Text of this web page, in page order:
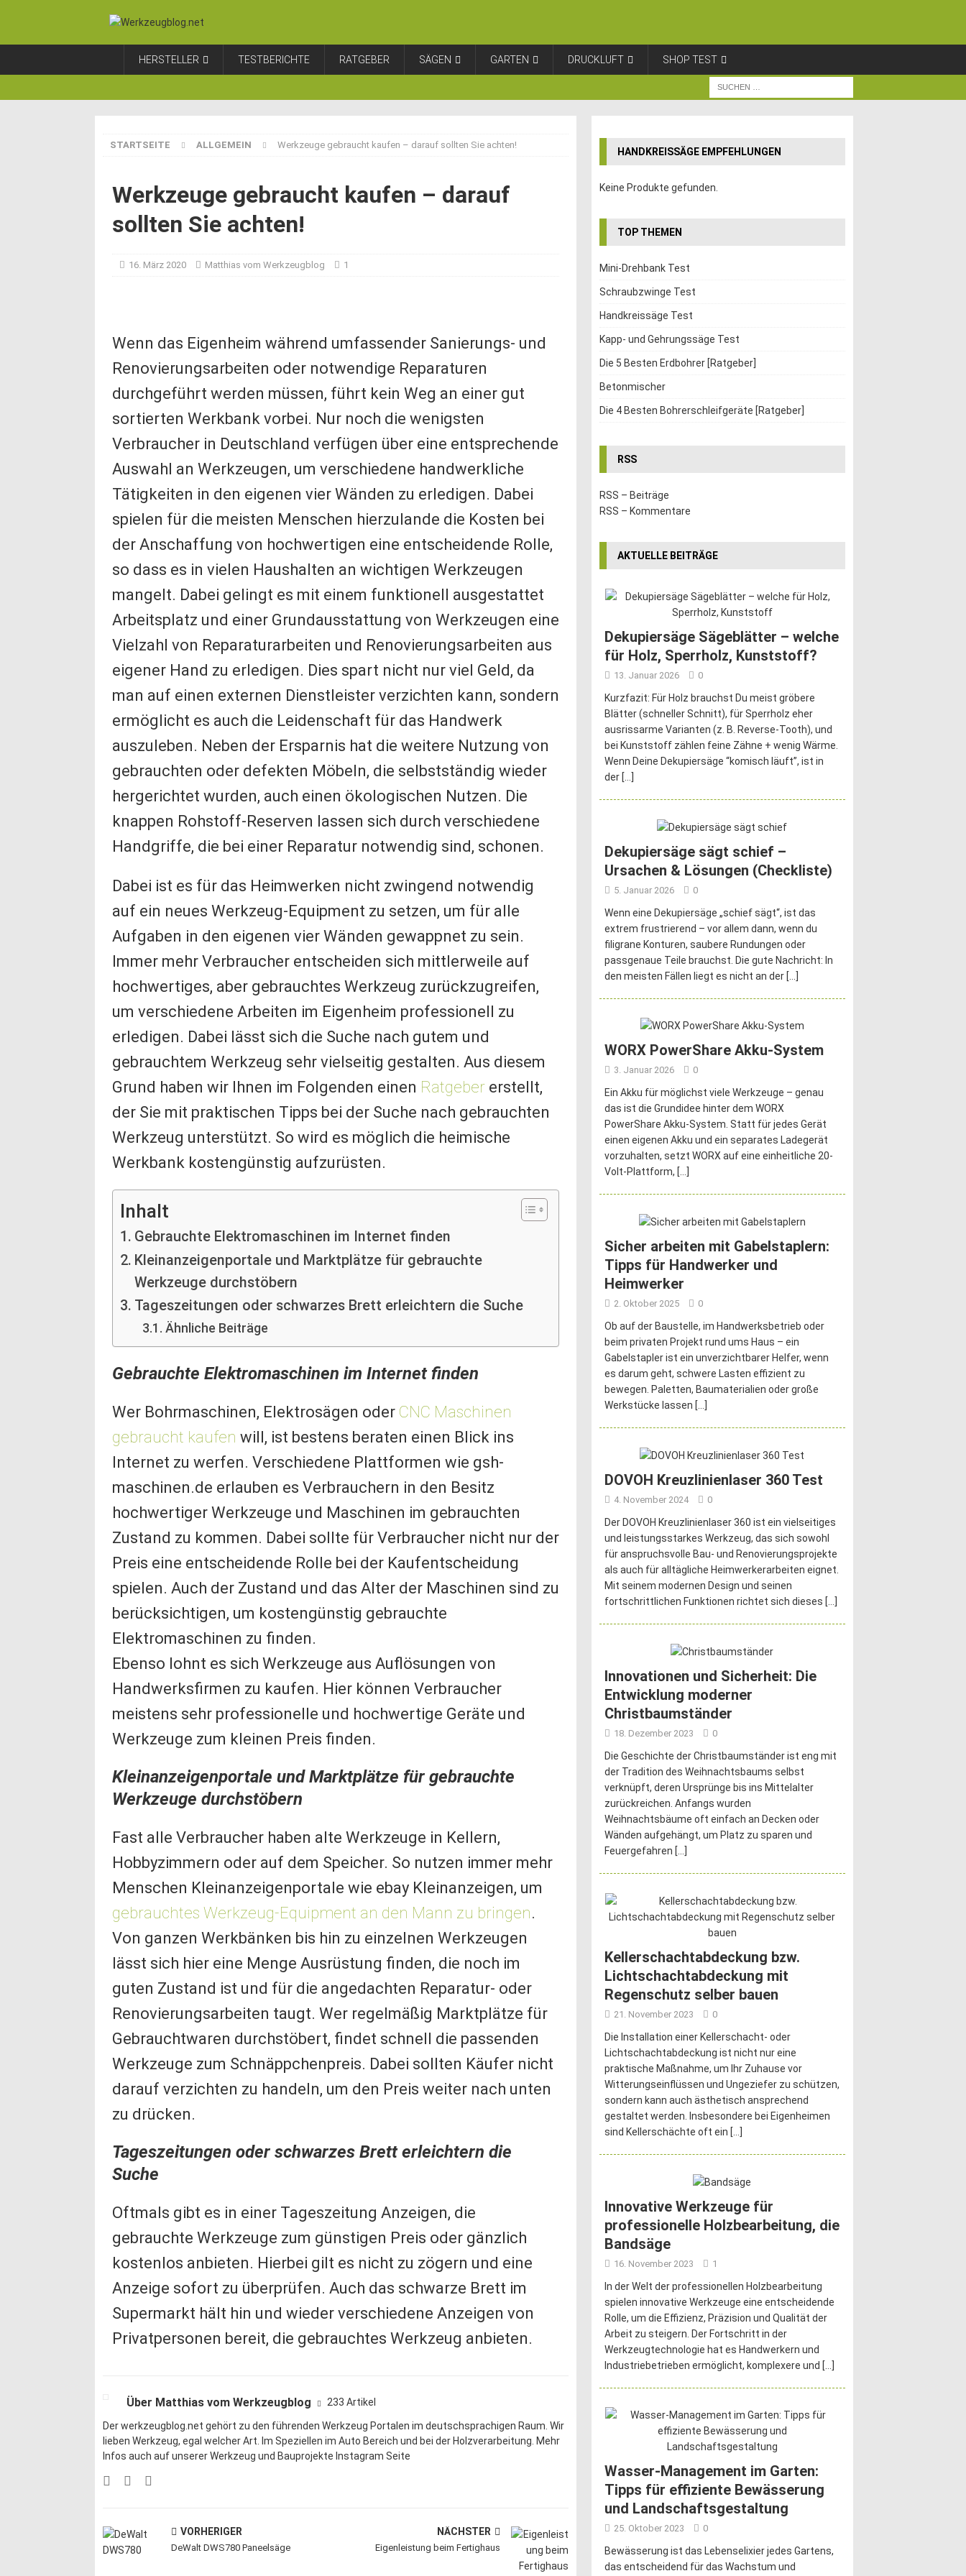
HERSTELLER TESTBERICHTE RATGEBER SÄGEN GARTEN DRUCKLUFT SHOP TEST
STARTSEITE ALLGEMEIN Werkzeuge gebraucht kaufen – darauf sollten Sie achten!
Werkzeuge gebraucht kaufen – darauf
sollten Sie achten!
16. März 2020 Matthias vom Werkzeugblog 1
Wenn das Eigenheim während umfassender Sanierungs- und
Renovierungsarbeiten oder notwendige Reparaturen
durchgeführt werden müssen, führt kein Weg an einer gut
sortierten Werkbank vorbei. Nur noch die wenigsten
Verbraucher in Deutschland verfügen über eine entsprechende
Auswahl an Werkzeugen, um verschiedene handwerkliche
Tätigkeiten in den eigenen vier Wänden zu erledigen. Dabei
spielen für die meisten Menschen hierzulande die Kosten bei
der Anschaffung von hochwertigen eine entscheidende Rolle,
so dass es in vielen Haushalten an wichtigen Werkzeugen
mangelt. Dabei gelingt es mit einem funktionell ausgestattet
Arbeitsplatz und einer Grundausstattung von Werkzeugen eine
Vielzahl von Reparaturarbeiten und Renovierungsarbeiten aus
eigener Hand zu erledigen. Dies spart nicht nur viel Geld, da
man auf einen externen Dienstleister verzichten kann, sondern
ermöglicht es auch die Leidenschaft für das Handwerk
auszuleben. Neben der Ersparnis hat die weitere Nutzung von
gebrauchten oder defekten Möbeln, die selbstständig wieder
hergerichtet wurden, auch einen ökologischen Nutzen. Die
knappen Rohstoff-Reserven lassen sich durch verschiedene
Handgriffe, die bei einer Reparatur notwendig sind, schonen.
Dabei ist es für das Heimwerken nicht zwingend notwendig
auf ein neues Werkzeug-Equipment zu setzen, um für alle
Aufgaben in den eigenen vier Wänden gewappnet zu sein.
Immer mehr Verbraucher entscheiden sich mittlerweile auf
hochwertiges, aber gebrauchtes Werkzeug zurückzugreifen,
um verschiedene Arbeiten im Eigenheim professionell zu
erledigen. Dabei lässt sich die Suche nach gutem und
gebrauchtem Werkzeug sehr vielseitig gestalten. Aus diesem
Grund haben wir Ihnen im Folgenden einen Ratgebererstellt,
der Sie mit praktischen Tipps bei der Suche nach gebrauchten
Werkzeug unterstützt. So wird es möglich die heimische
Werkbank kostengünstig aufzurüsten.
Inhalt
Gebrauchte Elektromaschinen im Internet finden
Kleinanzeigenportale und Marktplätze für gebrauchte
Werkzeuge durchstöbern
Tageszeitungen oder schwarzes Brett erleichtern die Suche
Ähnliche Beiträge
Gebrauchte Elektromaschinen im Internet finden
Wer Bohrmaschinen, Elektrosägen oder CNC Maschinen
gebraucht kaufen will, ist bestens beraten einen Blick ins
Internet zu werfen. Verschiedene Plattformen wie gsh-
maschinen.de erlauben es Verbrauchern in den Besitz
hochwertiger Werkzeuge und Maschinen im gebrauchten
Zustand zu kommen. Dabei sollte für Verbraucher nicht nur der
Preis eine entscheidende Rolle bei der Kaufentscheidung
spielen. Auch der Zustand und das Alter der Maschinen sind zu
berücksichtigen, um kostengünstig gebrauchte
Elektromaschinen zu finden.
Ebenso lohnt es sich Werkzeuge aus Auflösungen von
Handwerksfirmen zu kaufen. Hier können Verbraucher
meistens sehr professionelle und hochwertige Geräte und
Werkzeuge zum kleinen Preis finden.
Kleinanzeigenportale und Marktplätze für gebrauchte
Werkzeuge durchstöbern
Fast alle Verbraucher haben alte Werkzeuge in Kellern,
Hobbyzimmern oder auf dem Speicher. So nutzen immer mehr
Menschen Kleinanzeigenportale wie ebay Kleinanzeigen, um
gebrauchtes Werkzeug-Equipment an den Mann zu bringen.
Von ganzen Werkbänken bis hin zu einzelnen Werkzeugen
lässt sich hier eine Menge Ausrüstung finden, die noch im
guten Zustand ist und für die angedachten Reparatur- oder
Renovierungsarbeiten taugt. Wer regelmäßig Marktplätze für
Gebrauchtwaren durchstöbert, findet schnell die passenden
Werkzeuge zum Schnäppchenpreis. Dabei sollten Käufer nicht
darauf verzichten zu handeln, um den Preis weiter nach unten
zu drücken.
Tageszeitungen oder schwarzes Brett erleichtern die
Suche
Oftmals gibt es in einer Tageszeitung Anzeigen, die
gebrauchte Werkzeuge zum günstigen Preis oder gänzlich
kostenlos anbieten. Hierbei gilt es nicht zu zögern und eine
Anzeige sofort zu überprüfen. Auch das schwarze Brett im
Supermarkt hält hin und wieder verschiedene Anzeigen von
Privatpersonen bereit, die gebrauchtes Werkzeug anbieten.
Über Matthias vom Werkzeugblog 233 Artikel
Der werkzeugblog.net gehört zu den führenden Werkzeug Portalen im deutschsprachigen Raum. Wir
lieben Werkzeug, egal welcher Art. Im Speziellen im Auto Bereich und bei der Holzverarbeitung. Mehr
Infos auch auf unsererWerkzeug und Bauprojekte Instagram Seite
VORHERIGER
DeWalt DWS780 Paneelsäge
NÄCHSTER
Eigenleistung beim Fertighaus
HANDKREISSÄGE EMPFEHLUNGEN
Keine Produkte gefunden.
TOP THEMEN
Mini-Drehbank Test
Schraubzwinge Test
Handkreissäge Test
Kapp- und Gehrungssäge Test
Die 5 Besten Erdbohrer [Ratgeber]
Betonmischer
Die 4 Besten Bohrerschleifgeräte [Ratgeber]
RSS
RSS – Beiträge
RSS – Kommentare
AKTUELLE BEITRÄGE
Dekupiersäge Sägeblätter – welche
für Holz, Sperrholz, Kunststoff?
13. Januar 2026 0
Kurzfazit: Für Holz brauchst Du meist gröbere
Blätter (schneller Schnitt), für Sperrholz eher
ausrissarme Varianten (z. B. Reverse-Tooth), und
bei Kunststoff zählen feine Zähne + wenig Wärme.
Wenn Deine Dekupiersäge “komisch läuft”, ist in
der […]
Dekupiersäge sägt schief –
Ursachen & Lösungen (Checkliste)
5. Januar 2026 0
Wenn eine Dekupiersäge „schief sägt“, ist das
extrem frustrierend – vor allem dann, wenn du
filigrane Konturen, saubere Rundungen oder
passgenaue Teile brauchst. Die gute Nachricht: In
den meisten Fällen liegt es nicht an der […]
WORX PowerShare Akku-System
3. Januar 2026 0
Ein Akku für möglichst viele Werkzeuge – genau
das ist die Grundidee hinter dem WORX
PowerShare Akku-System. Statt für jedes Gerät
einen eigenen Akku und ein separates Ladegerät
vorzuhalten, setzt WORX auf eine einheitliche 20-
Volt-Plattform, […]
Sicher arbeiten mit Gabelstaplern:
Tipps für Handwerker und
Heimwerker
2. Oktober 2025 0
Ob auf der Baustelle, im Handwerksbetrieb oder
beim privaten Projekt rund ums Haus – ein
Gabelstapler ist ein unverzichtbarer Helfer, wenn
es darum geht, schwere Lasten effizient zu
bewegen. Paletten, Baumaterialien oder große
Werkstücke lassen […]
DOVOH Kreuzlinienlaser 360 Test
4. November 2024 0
Der DOVOH Kreuzlinienlaser 360 ist ein vielseitiges
und leistungsstarkes Werkzeug, das sich sowohl
für anspruchsvolle Bau- und Renovierungsprojekte
als auch für alltägliche Heimwerkerarbeiten eignet.
Mit seinem modernen Design und seinen
fortschrittlichen Funktionen richtet sich dieses […]
Innovationen und Sicherheit: Die
Entwicklung moderner
Christbaumständer
18. Dezember 2023 0
Die Geschichte der Christbaumständer ist eng mit
der Tradition des Weihnachtsbaums selbst
verknüpft, deren Ursprünge bis ins Mittelalter
zurückreichen. Anfangs wurden
Weihnachtsbäume oft einfach an Decken oder
Wänden aufgehängt, um Platz zu sparen und
Feuergefahren […]
Kellerschachtabdeckung bzw.
Lichtschachtabdeckung mit
Regenschutz selber bauen
21. November 2023 0
Die Installation einer Kellerschacht- oder
Lichtschachtabdeckung ist nicht nur eine
praktische Maßnahme, um Ihr Zuhause vor
Witterungseinflüssen und Ungeziefer zu schützen,
sondern kann auch ästhetisch ansprechend
gestaltet werden. Insbesondere bei Eigenheimen
sind Kellerschächte oft ein […]
Innovative Werkzeuge für
professionelle Holzbearbeitung, die
Bandsäge
16. November 2023 1
In der Welt der professionellen Holzbearbeitung
spielen innovative Werkzeuge eine entscheidende
Rolle, um die Effizienz, Präzision und Qualität der
Arbeit zu steigern. Der Fortschritt in der
Werkzeugtechnologie hat es Handwerkern und
Industriebetrieben ermöglicht, komplexere und […]
Wasser-Management im Garten:
Tipps für effiziente Bewässerung
und Landschaftsgestaltung
25. Oktober 2023 0
Bewässerung ist das Lebenselixier jedes Gartens,
das entscheidend für das Wachstum und